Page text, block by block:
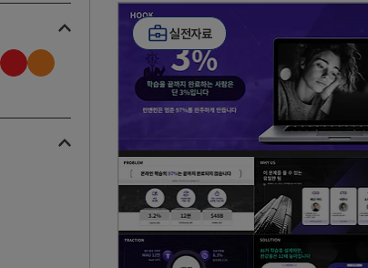
실전자료